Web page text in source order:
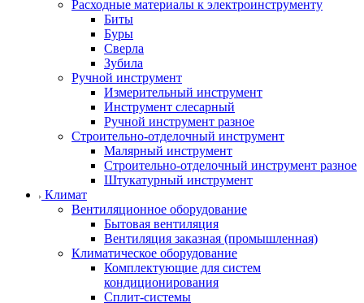
Расходные материалы к электроинструменту
Биты
Буры
Сверла
Зубила
Ручной инструмент
Измерительный инструмент
Инструмент слесарный
Ручной инструмент разное
Строительно-отделочный инструмент
Малярный инструмент
Строительно-отделочный инструмент разное
Штукатурный инструмент
Климат
Вентиляционное оборудование
Бытовая вентиляция
Вентиляция заказная (промышленная)
Климатическое оборудование
Комплектующие для систем
кондиционирования
Сплит-системы